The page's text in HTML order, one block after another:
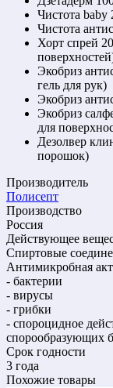
Чистота baby
Чистота
Хорт спрей
Экобриз
гель для рук)
Экобриз
Экобриз
для
Дезолвер
порошок)
Производитель
Полисепт
Производство
Россия
Действующее
Спиртовые
Антимикробная
- бактерии
- вирусы
- грибки
- спороцидное
спорообразующих
Срок годности
3 года
Похожие товары